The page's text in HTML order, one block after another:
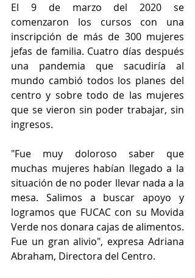
El 9 de marzo del 2020 se
comenzaron los cursos con una
inscripción de más de 300 mujeres
jefas de familia. Cuatro días después
una pandemia que sacudiría al
mundo cambió todos los planes del
centro y sobre todo de las mujeres
que se vieron sin poder trabajar, sin
ingresos.
"Fue muy doloroso saber que
muchas mujeres habían llegado a la
situación de no poder llevar nada a la
mesa. Salimos a buscar apoyo y
logramos que FUCAC con su Movida
Verde nos donara cajas de alimentos.
Fue un gran alivio", expresa Adriana
Abraham, Directora del Centro.